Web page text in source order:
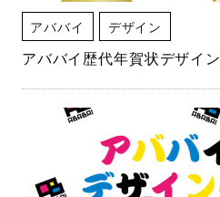
アババイ デザイン
アババイ歴代年賀状デザイン